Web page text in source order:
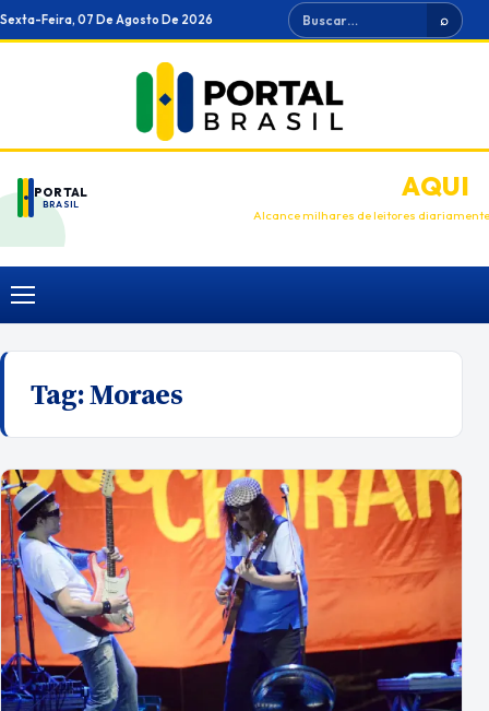
Ir
para
Sexta-Feira, 07 De Agosto De 2026 Buscar ⌕
PORTAL
BRASIL
ANUNCIEAQUI
Alcance milhares de leitores diariamente
Menu
Tag:Moraes